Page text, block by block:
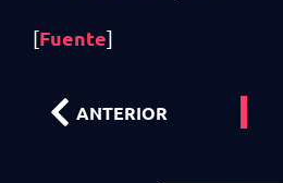
[Fuente]
ANTERIOR